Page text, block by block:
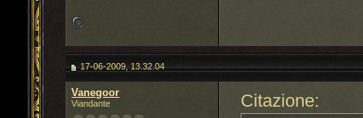
17-06-2009, 13.32.04
Vanegoor
Viandante Citazione: